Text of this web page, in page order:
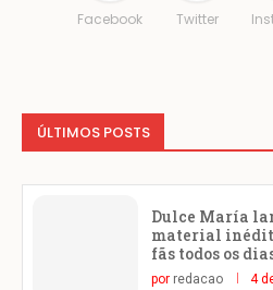
Facebook Twitter
ÚLTIMOS POSTS
Dulce María
material
fãs todos os
por redacao 4